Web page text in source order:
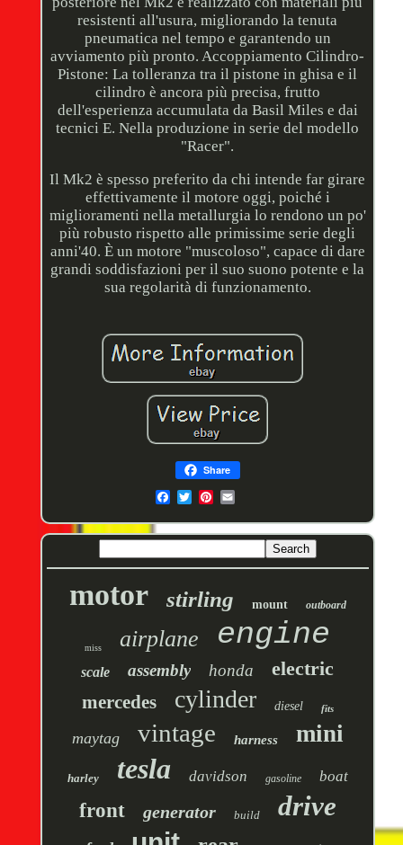
resistenti all'usura, migliorando la tenuta
pneumatica nel tempo e garantendo un
avviamento più pronto. Accoppiamento Cilindro-
Pistone: La tolleranza tra il pistone in ghisa e il
cilindro è ancora più precisa, frutto
dell'esperienza accumulata da Basil Miles e dai
tecnici E. Nella produzione in serie del modello
"Racer".
Il Mk2 è spesso preferito da chi intende far girare
effettivamente il motore oggi, poiché i
miglioramenti nella metallurgia lo rendono un po'
più robusto rispetto alle primissime serie degli
anni'40. È un motore "muscoloso", capace di dare
grandi soddisfazioni per il suo suono potente e la
sua regolarità di funzionamento.
Share
motor stirling mount outboard
miss airplane engine
scale assembly honda electric
mercedes cylinder diesel fits
maytag vintage harness mini
harley tesla davidson gasoline boat
front generator build drive